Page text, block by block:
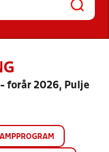
- forår 2026, Pulje